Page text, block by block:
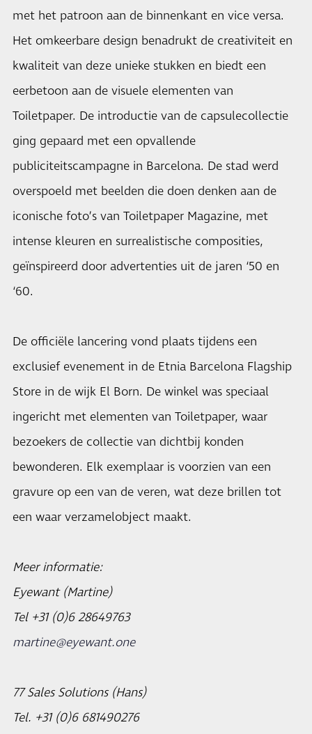
met het patroon aan de binnenkant en vice versa.
Het omkeerbare design benadrukt de creativiteit en
kwaliteit van deze unieke stukken en biedt een
eerbetoon aan de visuele elementen van
Toiletpaper. De introductie van de capsulecollectie
ging gepaard met een opvallende
publiciteitscampagne in Barcelona. De stad werd
overspoeld met beelden die doen denken aan de
iconische foto’s van Toiletpaper Magazine, met
intense kleuren en surrealistische composities,
geïnspireerd door advertenties uit de jaren ‘50 en
‘60.
De officiële lancering vond plaats tijdens een
exclusief evenement in de Etnia Barcelona Flagship
Store in de wijk El Born. De winkel was speciaal
ingericht met elementen van Toiletpaper, waar
bezoekers de collectie van dichtbij konden
bewonderen. Elk exemplaar is voorzien van een
gravure op een van de veren, wat deze brillen tot
een waar verzamelobject maakt.
Meer informatie:
Eyewant (Martine)
Tel +31 (0)6 28649763
martine@eyewant.one
77 Sales Solutions (Hans)
Tel. +31 (0)6 681490276